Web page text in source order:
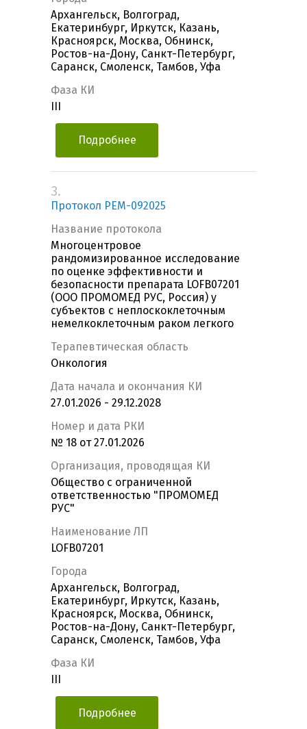
Архангельск, Волгоград,
Екатеринбург, Иркутск, Казань,
Красноярск, Москва, Обнинск,
Ростов-на-Дону, Санкт-Петербург,
Саранск, Смоленск, Тамбов, Уфа
Фаза КИ
Подробнее
3.
Протокол PEM-092025
Название протокола
Многоцентровое
рандомизированное исследование
по оценке эффективности и
безопасности препарата LOFB07201
(ООО ПРОМОМЕД РУС, Россия) у
субъектов с неплоскоклеточным
немелкоклеточным раком легкого
Терапевтическая область
Онкология
Дата начала и окончания КИ
27.01.2026 - 29.12.2028
Номер и дата РКИ
№ 18 от 27.01.2026
Организация, проводящая КИ
Общество с ограниченной
ответственностью "ПРОМОМЕД
РУС"
Наименование ЛП
LOFB07201
Города
Архангельск, Волгоград,
Екатеринбург, Иркутск, Казань,
Красноярск, Москва, Обнинск,
Ростов-на-Дону, Санкт-Петербург,
Саранск, Смоленск, Тамбов, Уфа
Фаза КИ
Подробнее